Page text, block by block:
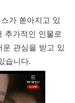
가 쏟아지고 있
추가적인 인물로
관심을 받고 있
습니다.